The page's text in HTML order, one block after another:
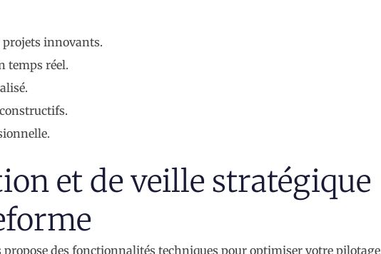
projets innovants.
temps réel.
et de veille stratégique
des fonctionnalités techniques pour optimiser votre pilotage